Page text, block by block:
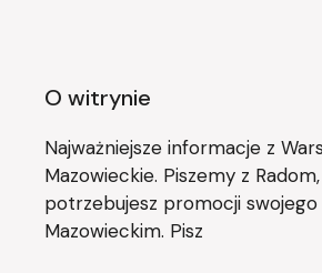
O witrynie
Najważniejsze informacje z
Mazowieckie. Piszemy z
potrzebujesz promocji swojego
Mazowieckim. Pisz